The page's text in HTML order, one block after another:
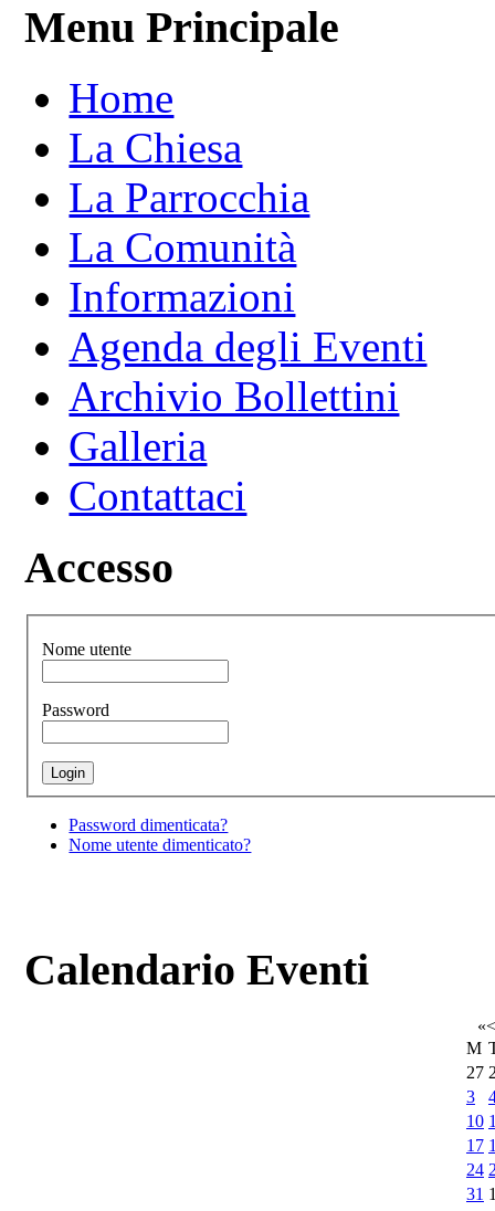
Menu Principale
Home
La Chiesa
La Parrocchia
La Comunità
Informazioni
Agenda degli Eventi
Archivio Bollettini
Galleria
Contattaci
Accesso
Nome utente
Password
Password dimenticata?
Nome utente dimenticato?
Calendario Eventi
«<
M
27
3
10
17
24
31